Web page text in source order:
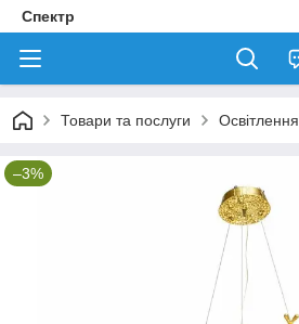
Спектр
Товари та послуги Освітлення
–3%